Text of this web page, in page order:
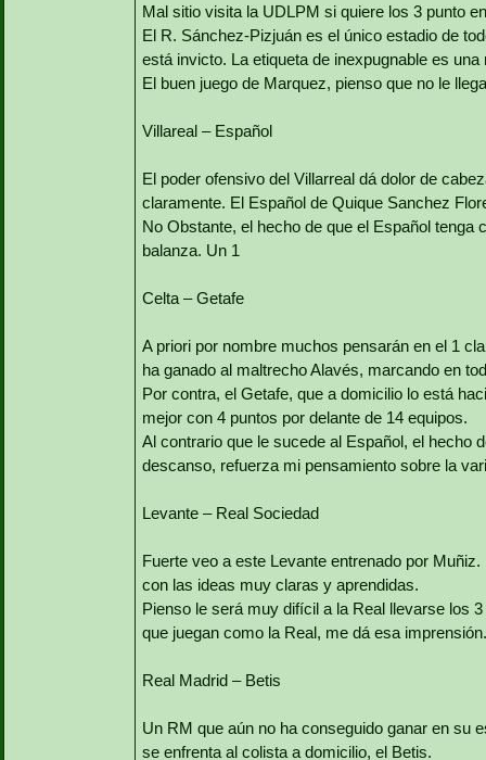
Mal sitio visita la UDLPM si quiere los 3 punto
El R. Sánchez-Pizjuán es el único estadio de
está invicto. La etiqueta de inexpugnable es una
El buen juego de Marquez, pienso que no le
Villareal – Español
El poder ofensivo del Villarreal dá dolor de
claramente. El Español de Quique Sanchez
No Obstante, el hecho de que el Español
balanza. Un 1
Celta – Getafe
A priori por nombre muchos pensarán en el 1
ha ganado al maltrecho Alavés, marcando en
Por contra, el Getafe, que a domicilio lo está
mejor con 4 puntos por delante de 14 equipos.
Al contrario que le sucede al Español, el hecho
descanso, refuerza mi pensamiento sobre la
Levante – Real Sociedad
Fuerte veo a este Levante entrenado por
con las ideas muy claras y aprendidas.
Pienso le será muy difícil a la Real llevarse los
que juegan como la Real, me dá esa
Real Madrid – Betis
Un RM que aún no ha conseguido ganar en su
se enfrenta al colista a domicilio, el Betis.